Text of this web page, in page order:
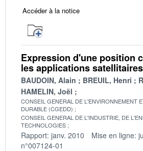
Accéder à la notice
Expression d'une position
les applications satellitaires
BAUDOIN, Alain BREUIL, Henri
HAMELIN, Joël
CONSEIL GENERAL DE L'ENVIRONNEMENT
DURABLE (CGEDD)
CONSEIL GENERAL DE L'INDUSTRIE, DE
TECHNOLOGIES
Rapport: janv. 2010 Mise en ligne:
n°007124-01